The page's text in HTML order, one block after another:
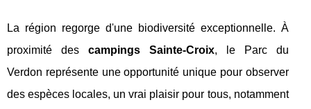
La région regorge d'une biodiversité exceptionnelle. À
proximité des campings Sainte-Croix, le Parc du
Verdon représente une opportunité unique pour observer
des espèces locales, un vrai plaisir pour tous, notamment